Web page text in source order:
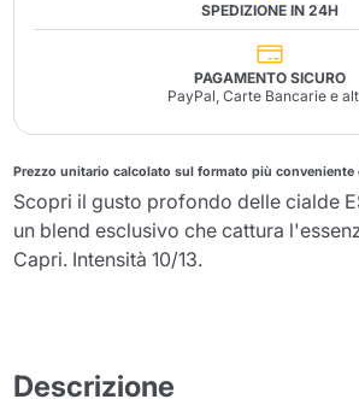
SPEDIZIONE IN 24H
PAGAMENTO SICURO
PayPal, Carte Bancarie e
Prezzo unitario calcolato sul formato più
Scopri il gusto profondo delle cialde
un blend esclusivo che cattura
Capri. Intensità 10/13.
Descrizione